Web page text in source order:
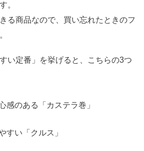
。
る商品なので、買い忘れたときのフ
い定番」を挙げると、こちらの3つ
感のある「カステラ巻」
すい「クルス」